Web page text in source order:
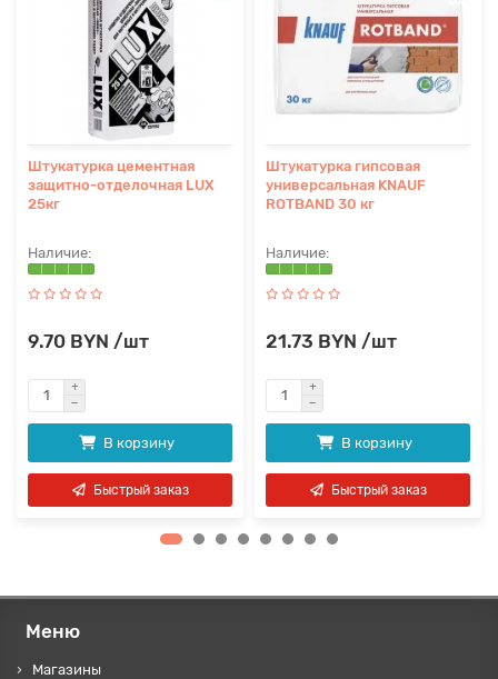
Штукатурка цементная
защитно-отделочная LUX
25кг
9.70 BYN /шт
В корзину
Быстрый заказ
Штукатурка гипсовая
универсальная KNAUF
ROTBAND 30 кг
21.73 BYN /шт
В корзину
Быстрый заказ
Меню
Магазины